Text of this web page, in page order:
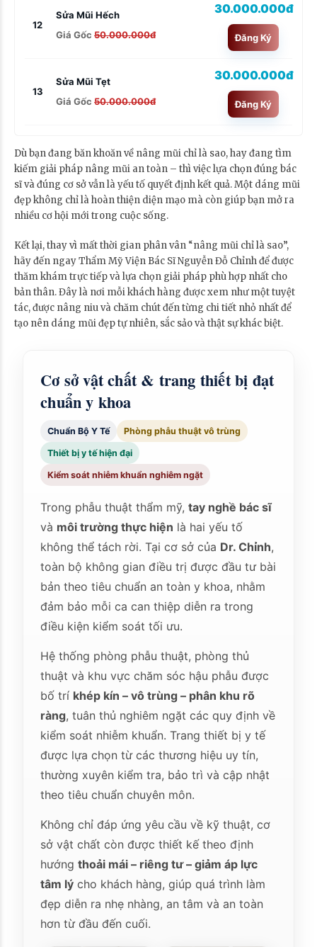
12
Sửa Mũi Hếch
Giá Gốc 50.000.000đ
30.000.000đ
Đăng Ký
13
Sửa Mũi Tẹt
Giá Gốc 50.000.000đ
30.000.000đ
Đăng Ký
Dù bạn đang băn khoăn về nâng mũi chỉ là sao, hay đang tìm
kiếm giải pháp nâng mũi an toàn – thì việc lựa chọn đúng bác
sĩ và đúng cơ sở vẫn là yếu tố quyết định kết quả. Một dáng mũi
đẹp không chỉ là hoàn thiện diện mạo mà còn giúp bạn mở ra
nhiều cơ hội mới trong cuộc sống.
Kết lại, thay vì mất thời gian phân vân “nâng mũi chỉ là sao”,
hãy đến ngay Thẩm Mỹ Viện Bác Sĩ Nguyễn Đỗ Chỉnh để được
thăm khám trực tiếp và lựa chọn giải pháp phù hợp nhất cho
bản thân. Đây là nơi mỗi khách hàng được xem như một tuyệt
tác, được nâng niu và chăm chút đến từng chi tiết nhỏ nhất để
tạo nên dáng mũi đẹp tự nhiên, sắc sảo và thật sự khác biệt.
Cơ sở vật chất & trang thiết bị đạt
chuẩn y khoa
Chuẩn Bộ Y Tế Phòng phẫu thuật vô trùng
Thiết bị y tế hiện đại
Kiểm soát nhiễm khuẩn nghiêm ngặt
Trong phẫu thuật thẩm mỹ,tay nghề bác sĩ
và môi trường thực hiện là hai yếu tố
không thể tách rời. Tại cơ sở của Dr. Chỉnh,
toàn bộ không gian điều trị được đầu tư bài
bản theo tiêu chuẩn an toàn y khoa, nhằm
đảm bảo mỗi ca can thiệp diễn ra trong
điều kiện kiểm soát tối ưu.
Hệ thống phòng phẫu thuật, phòng thủ
thuật và khu vực chăm sóc hậu phẫu được
bố trí khép kín – vô trùng – phân khu rõ
ràng, tuân thủ nghiêm ngặt các quy định về
kiểm soát nhiễm khuẩn. Trang thiết bị y tế
được lựa chọn từ các thương hiệu uy tín,
thường xuyên kiểm tra, bảo trì và cập nhật
theo tiêu chuẩn chuyên môn.
Không chỉ đáp ứng yêu cầu về kỹ thuật, cơ
sở vật chất còn được thiết kế theo định
hướngthoải mái – riêng tư – giảm áp lực
tâm lý cho khách hàng, giúp quá trình làm
đẹp diễn ra nhẹ nhàng, an tâm và an toàn
hơn từ đầu đến cuối.